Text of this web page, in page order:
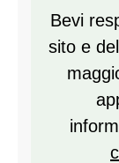
Bevi
sito e